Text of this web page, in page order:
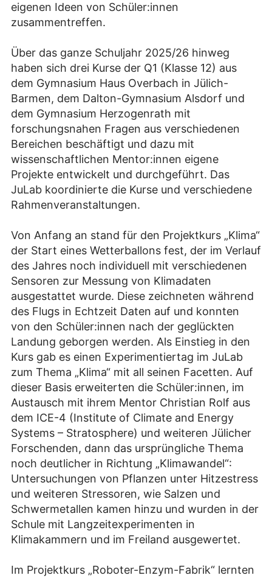
eigenen Ideen von Schüler:innen
zusammentreffen.
Über das ganze Schuljahr 2025/26 hinweg
haben sich drei Kurse der Q1 (Klasse 12) aus
dem Gymnasium Haus Overbach in Jülich-
Barmen, dem Dalton-Gymnasium Alsdorf und
dem Gymnasium Herzogenrath mit
forschungsnahen Fragen aus verschiedenen
Bereichen beschäftigt und dazu mit
wissenschaftlichen Mentor:innen eigene
Projekte entwickelt und durchgeführt. Das
JuLab koordinierte die Kurse und verschiedene
Rahmenveranstaltungen.
Von Anfang an stand für den Projektkurs „Klima“
der Start eines Wetterballons fest, der im Verlauf
des Jahres noch individuell mit verschiedenen
Sensoren zur Messung von Klimadaten
ausgestattet wurde. Diese zeichneten während
des Flugs in Echtzeit Daten auf und konnten
von den Schüler:innen nach der geglückten
Landung geborgen werden. Als Einstieg in den
Kurs gab es einen Experimentiertag im JuLab
zum Thema „Klima“ mit all seinen Facetten. Auf
dieser Basis erweiterten die Schüler:innen, im
Austausch mit ihrem Mentor Christian Rolf aus
dem ICE-4 (Institute of Climate and Energy
Systems – Stratosphere) und weiteren Jülicher
Forschenden, dann das ursprüngliche Thema
noch deutlicher in Richtung „Klimawandel“:
Untersuchungen von Pflanzen unter Hitzestress
und weiteren Stressoren, wie Salzen und
Schwermetallen kamen hinzu und wurden in der
Schule mit Langzeitexperimenten in
Klimakammern und im Freiland ausgewertet.
Im Projektkurs „Roboter-Enzym-Fabrik“ lernten